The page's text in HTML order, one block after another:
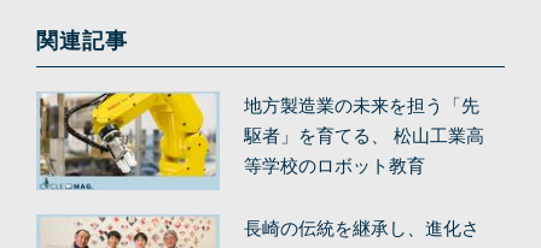
関連記事
地方製造業の未来を担う「先
駆者」を育てる、 松山工業高
等学校のロボット教育
長崎の伝統を継承し、進化さ